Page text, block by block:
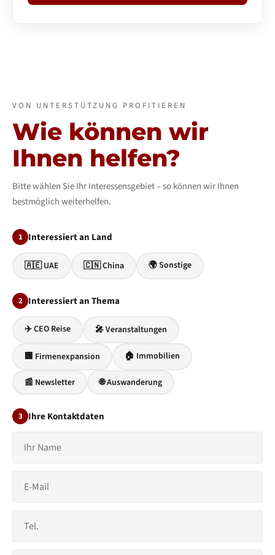
VON UNTERSTÜTZUNG PROFITIEREN
Wie können wir
Ihnen helfen?
Bitte wählen Sie Ihr Interessensgebiet – so können wir Ihnen
bestmöglich weiterhelfen.
1 Interessiert an Land
🇦🇪 UAE 🇨🇳 China 🌍 Sonstige
2 Interessiert an Thema
✈️ CEO Reise 🎤 Veranstaltungen
🏢 Firmenexpansion 🏠 Immobilien
📰 Newsletter 🌐 Auswanderung
3 Ihre Kontaktdaten